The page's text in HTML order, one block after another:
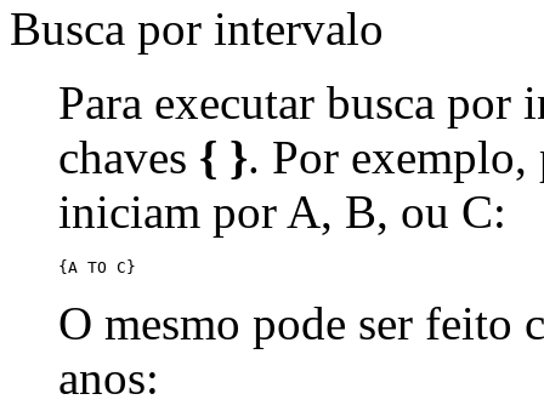
Busca por intervalo
Para executar busca por
chaves { }. Por exemplo,
iniciam por A, B, ou C:
{A TO C}
O mesmo pode ser feito
anos: